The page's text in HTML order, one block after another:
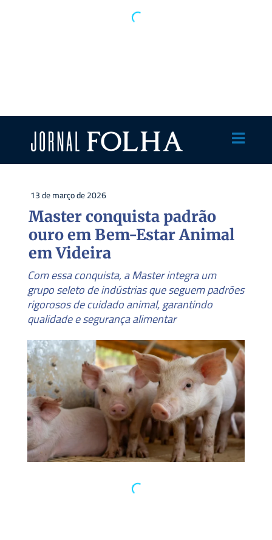
13 de março de 2026
Master conquista padrão
ouro em Bem-Estar Animal
em Videira
Com essa conquista, a Master integra um
grupo seleto de indústrias que seguem padrões
rigorosos de cuidado animal, garantindo
qualidade e segurança alimentar